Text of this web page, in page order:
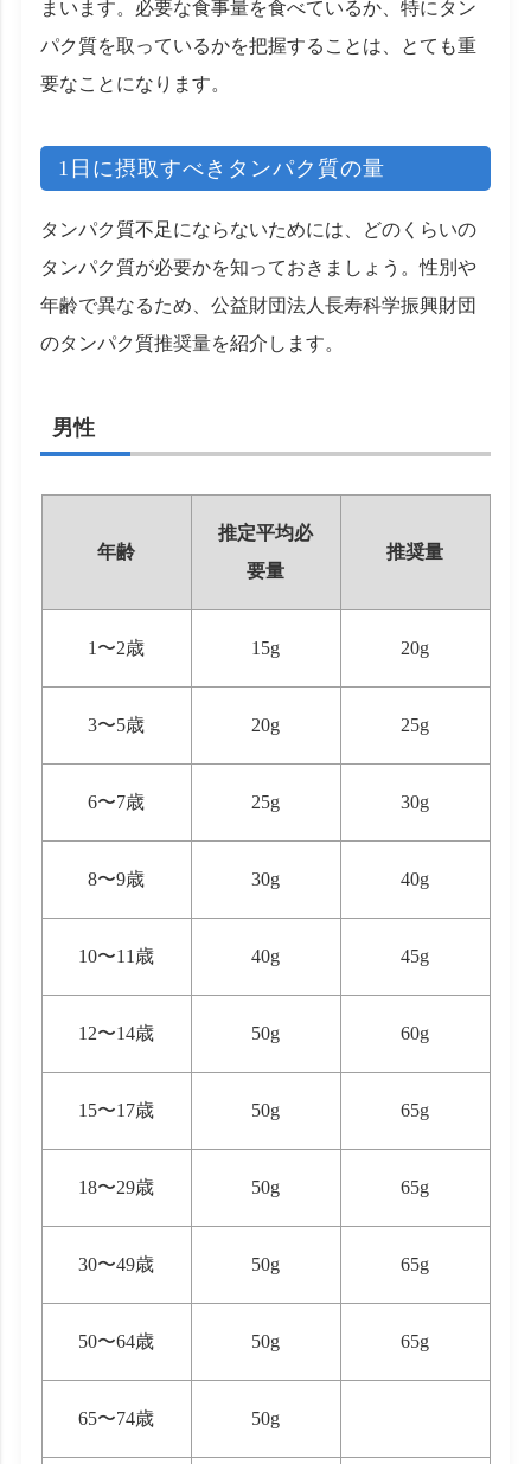
まいます。必要な食事量を食べているか、特にタン
パク質を取っているかを把握することは、とても重
要なことになります。
1日に摂取すべきタンパク質の量
タンパク質不足にならないためには、どのくらいの
タンパク質が必要かを知っておきましょう。性別や
年齢で異なるため、公益財団法人長寿科学振興財団
のタンパク質推奨量を紹介します。
男性
年齢
推定平均必
要量
推奨量
1〜2歳 15g 20g
3〜5歳 20g 25g
6〜7歳 25g 30g
8〜9歳 30g 40g
10〜11歳 40g 45g
12〜14歳 50g 60g
15〜17歳 50g 65g
18〜29歳 50g 65g
30〜49歳 50g 65g
50〜64歳 50g 65g
65〜74歳 50g